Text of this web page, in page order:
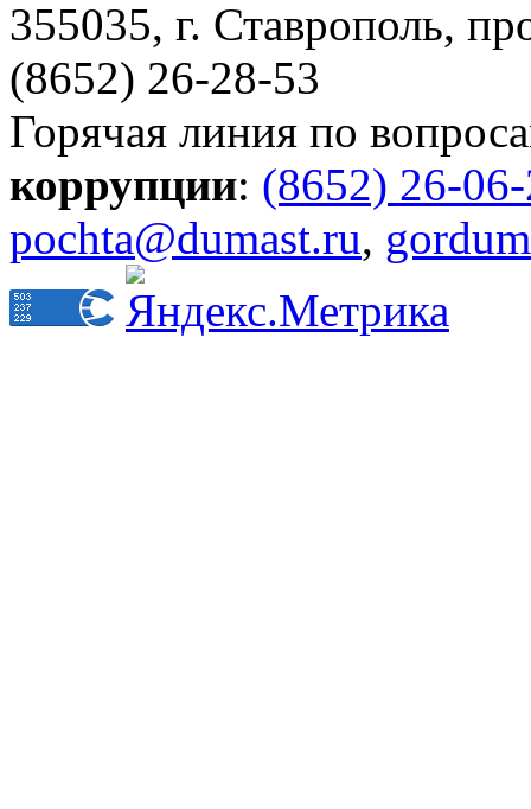
355035, г. Ставрополь,
(8652) 26-28-53
Горячая линия по
коррупции: (8652) 26-
pochta@dumast.ru,